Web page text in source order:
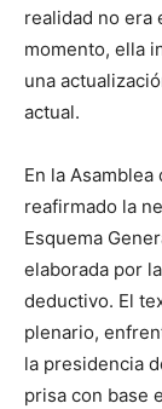
realidad no era
momento, ella
una
actual.
En la
reafirmado la
Esquema
elaborada por
deductivo. El
plenario,
la presidencia
prisa con base